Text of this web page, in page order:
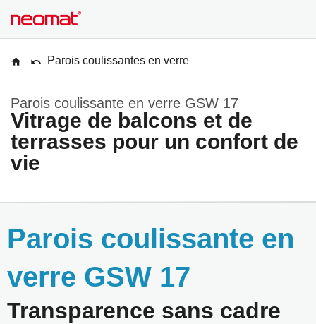
Parois coulissantes en verre
Parois coulissante en verre GSW 17
Vitrage de balcons et de
terrasses pour un confort de
vie
Parois coulissante en
verre GSW 17
Transparence sans cadre